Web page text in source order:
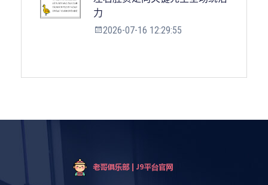
力
2026-07-16 12:29:55